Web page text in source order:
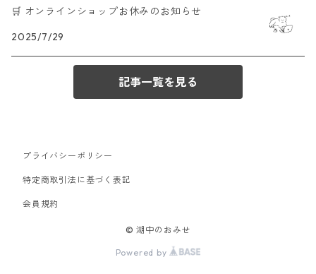
🛒 オンラインショップお休みのお知らせ
2025/7/29
記事一覧を見る
プライバシーポリシー
特定商取引法に基づく表記
会員規約
© 湖中のおみせ
Powered by